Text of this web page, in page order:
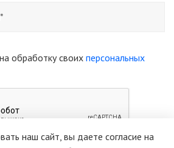
обработку своих персональных
наш сайт, вы даете согласие на